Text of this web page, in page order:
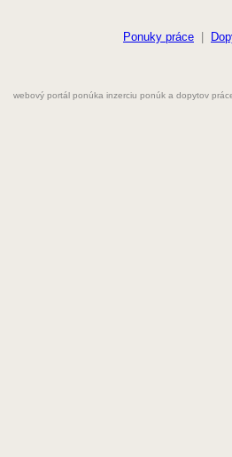
Farmaceut
Grafik
Ponuky práce
webový portál ponúka inzerciu ponúk a dopytov